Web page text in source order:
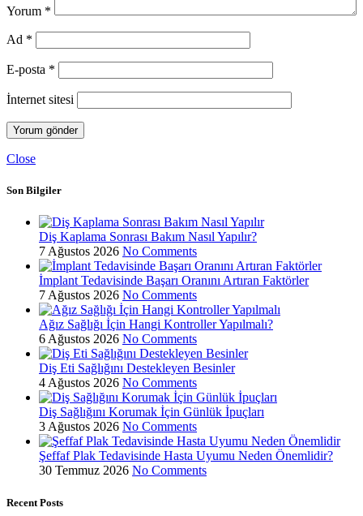
Yorum *
Ad *
E-posta *
İnternet sitesi
Close
Son Bilgiler
Diş Kaplama Sonrası Bakım Nasıl Yapılır?
7 Ağustos 2026 No Comments
İmplant Tedavisinde Başarı Oranını Artıran Faktörler
7 Ağustos 2026 No Comments
Ağız Sağlığı İçin Hangi Kontroller Yapılmalı?
6 Ağustos 2026 No Comments
Diş Eti Sağlığını Destekleyen Besinler
4 Ağustos 2026 No Comments
Diş Sağlığını Korumak İçin Günlük İpuçları
3 Ağustos 2026 No Comments
Şeffaf Plak Tedavisinde Hasta Uyumu Neden Önemlidir?
30 Temmuz 2026 No Comments
Recent Posts